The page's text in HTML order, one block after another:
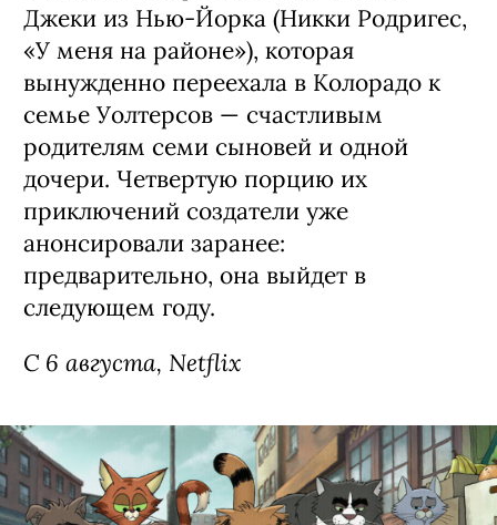
Сериал «Моя жизнь с мальчиками
Уолтер» / My Life with the Walter